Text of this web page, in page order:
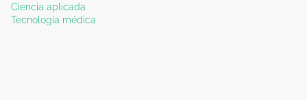
Ciencia aplicada
Tecnología médica